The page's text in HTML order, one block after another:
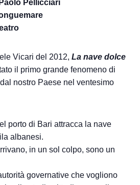
Paolo Pellicciari
Vicari del 2012, La nave dolce
il primo grande fenomeno di
nostro Paese nel ventesimo
porto di Bari attracca la nave
albanesi.
in un sol colpo, sono un
governative che vogliono